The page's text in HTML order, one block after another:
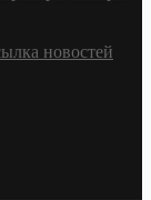
новостей